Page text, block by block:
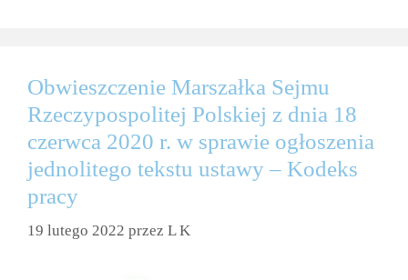
Obwieszczenie Marszałka Sejmu
Rzeczypospolitej Polskiej z dnia 18
czerwca 2020 r. w sprawie ogłoszenia
jednolitego tekstu ustawy – Kodeks
pracy
19 lutego 2022 przez L K